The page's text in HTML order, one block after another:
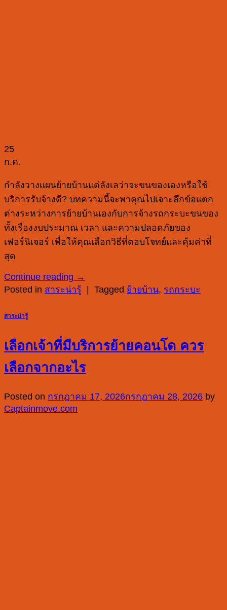
25
ก.ค.
กำลังวางแผนย้ายบ้านแต่ลังเลว่าจะขนของเองหรือใช้
บริการรับจ้างดี? บทความนี้จะพาคุณไปเจาะลึกข้อแตก
ต่างระหว่างการย้ายบ้านเองกับการจ้างรถกระบะขนของ
ทั้งเรื่องงบประมาณ เวลา และความปลอดภัยของ
เฟอร์นิเจอร์ เพื่อให้คุณเลือกวิธีที่ตอบโจทย์และคุ้มค่าที่
สุด
Continue reading →
Posted in สาระน่ารู้ Tagged ย้ายบ้าน, รถกระบะ
สาระน่ารู้
เลือกเจ้าที่มีบริการย้ายคอนโด ควร
เลือกจากอะไร
Posted on กรกฎาคม 17, 2026กรกฎาคม 28, 2026 by
Captainmove.com